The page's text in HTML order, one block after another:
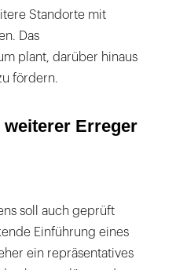
Standorte mit
Das
plant, darüber hinaus
fördern.
Erreger
soll auch geprüft
Einführung eines
ein repräsentatives